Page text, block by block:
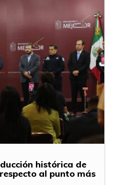
histórica de
al punto más